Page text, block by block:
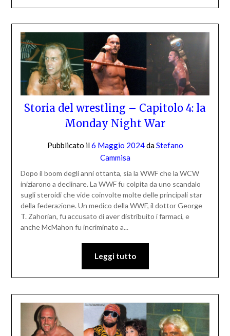
Storia del wrestling – Capitolo 4: la
Monday Night War
Pubblicato il6 Maggio 2024daStefano
Cammisa
Dopo il boom degli anni ottanta, sia la WWF che la WCW
iniziarono a declinare. La WWF fu colpita da uno scandalo
sugli steroidi che vide coinvolte molte delle principali star
della federazione. Un medico della WWF, il dottor George
T. Zahorian, fu accusato di aver distribuito i farmaci, e
anche McMahon fu incriminato a...
Leggi tutto